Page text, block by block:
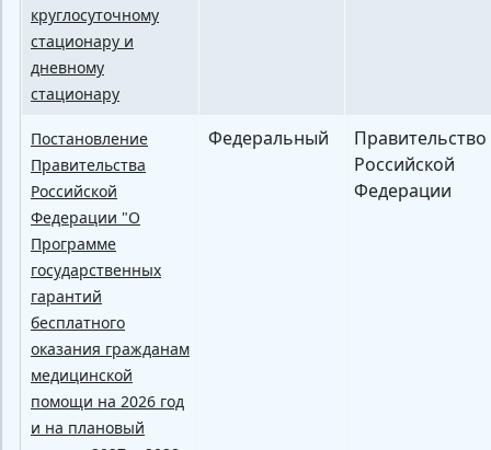
круглосуточному
стационару и
дневному
стационару
Постановление
Правительства
Российской
Федерации "О
Программе
государственных
гарантий
бесплатного
оказания гражданам
медицинской
помощи на 2026 год
и на плановый
Федеральный
Правительство
Российской
Федерации